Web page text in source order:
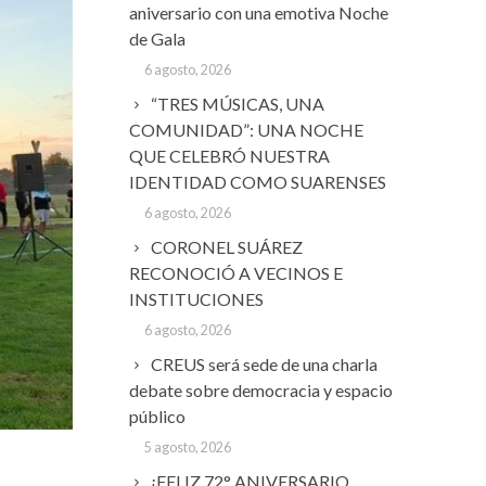
aniversario con una emotiva Noche
de Gala
6 agosto, 2026
“TRES MÚSICAS, UNA
COMUNIDAD”: UNA NOCHE
QUE CELEBRÓ NUESTRA
IDENTIDAD COMO SUARENSES
6 agosto, 2026
CORONEL SUÁREZ
RECONOCIÓ A VECINOS E
INSTITUCIONES
6 agosto, 2026
CREUS será sede de una charla
debate sobre democracia y espacio
público
5 agosto, 2026
¡FELIZ 72° ANIVERSARIO,